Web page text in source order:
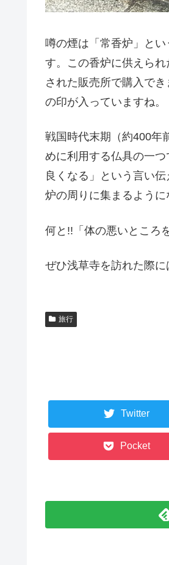
噂の煙は「常香炉」と
す。この香炉に供えら
された販売所で購入で
の印が入っていますね。
戦国時代末期（約400年
めに利用する仏具の一
良くなる」という言い
炉の周りに集まるように
何と!!「体の悪いところ
ぜひ浅草寺を訪れた際
旅行
Twitter
Pocket